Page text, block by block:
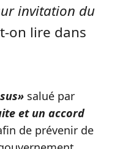
invitation du
on lire dans
salué par
et un accord
de prévenir de